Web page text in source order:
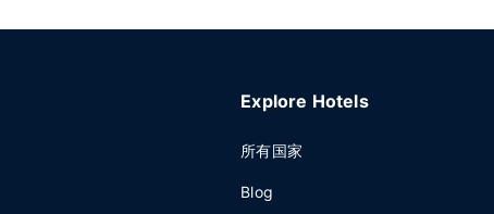
Explore Hotels
所有国家
Blog